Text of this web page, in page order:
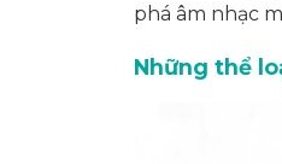
phá âm nhạc
Những thể